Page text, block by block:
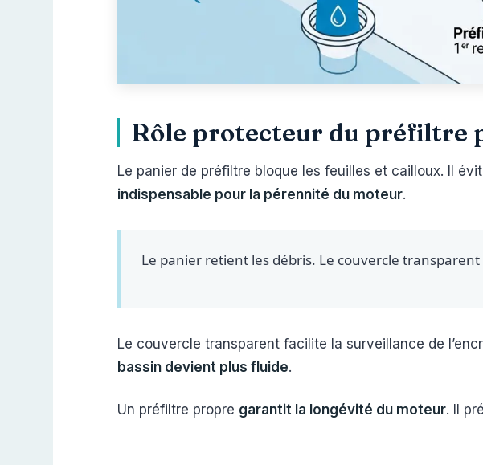
Rôle protecteur du préfiltre
Le panier de préfiltre bloque les feuilles et cailloux. Il
indispensable pour la pérennité du moteur.
Le panier retient les débris. Le couvercle
Le couvercle transparent facilite la surveillance de
bassin devient plus fluide.
Un préfiltre propre garantit la longévité du moteur. Il